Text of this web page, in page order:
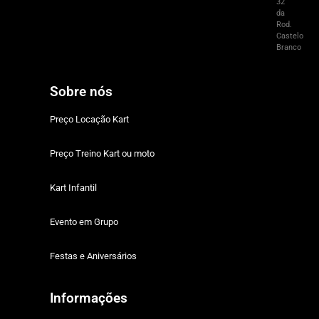
da
Rod.
Castelo
Branco
Sobre nós
Preço Locação Kart
Preço Treino Kart ou moto
Kart Infantil
Evento em Grupo
Festas e Aniversários
Informações